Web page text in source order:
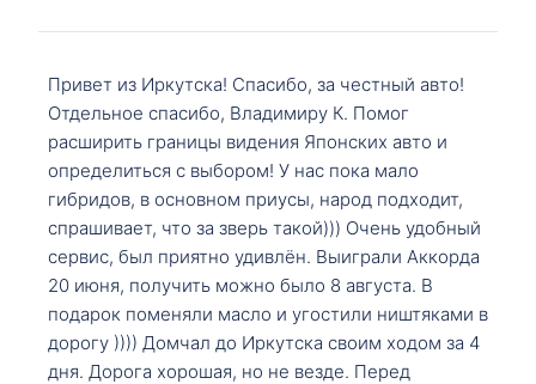
Привет из Иркутска! Спасибо, за честный авто!
Отдельное спасибо, Владимиру К. Помог
расширить границы видения Японских авто и
определиться с выбором! У нас пока мало
гибридов, в основном приусы, народ подходит,
спрашивает, что за зверь такой))) Очень удобный
сервис, был приятно удивлён. Выиграли Аккорда
20 июня, получить можно было 8 августа. В
подарок поменяли масло и угостили ништяками в
дорогу )))) Домчал до Иркутска своим ходом за 4
дня. Дорога хорошая, но не везде. Перед